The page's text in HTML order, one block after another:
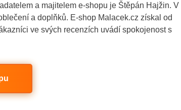
a majitelem e-shopu je Štěpán Hajžin. V
a doplňků. E-shop Malacek.cz získal od
ve svých recenzích uvádí spokojenost s